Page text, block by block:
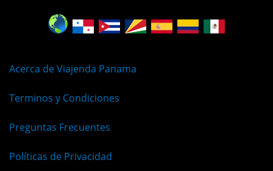
Acerca de Viajenda Panama
Terminos y Condiciones
Preguntas Frecuentes
Políticas de Privacidad